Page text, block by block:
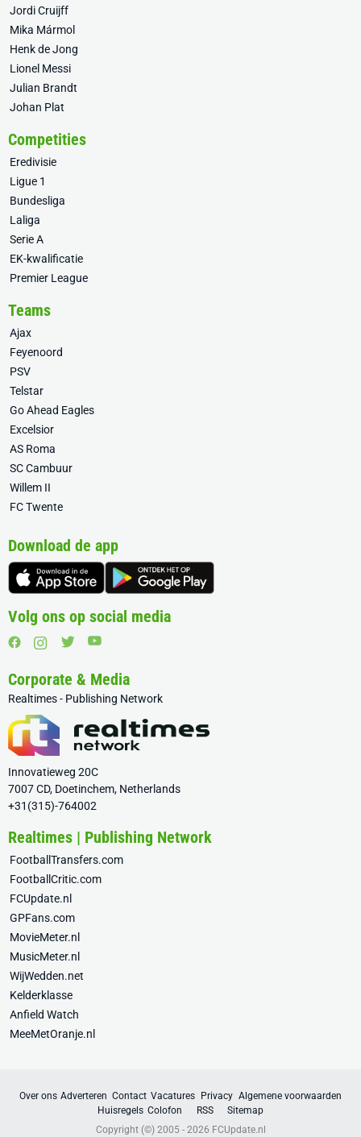
Jordi Cruijff
Mika Mármol
Henk de Jong
Lionel Messi
Julian Brandt
Johan Plat
Competities
Eredivisie
Ligue 1
Bundesliga
Laliga
Serie A
EK-kwalificatie
Premier League
Teams
Ajax
Feyenoord
PSV
Telstar
Go Ahead Eagles
Excelsior
AS Roma
SC Cambuur
Willem II
FC Twente
Download de app
Volg ons op social media
Corporate & Media
Realtimes - Publishing Network
Innovatieweg 20C
7007 CD, Doetinchem, Netherlands
+31(315)-764002
Realtimes | Publishing Network
FootballTransfers.com
FootballCritic.com
FCUpdate.nl
GPFans.com
MovieMeter.nl
MusicMeter.nl
WijWedden.net
Kelderklasse
Anfield Watch
MeeMetOranje.nl
Over ons Adverteren Contact Vacatures Privacy Algemene voorwaarden
Huisregels Colofon RSS
Sitemap
Copyright (©) 2005 - 2026 FCUpdate.nl